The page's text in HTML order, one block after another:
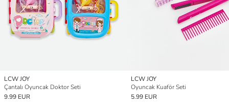
LCW JOY
Çantalı Oyuncak Doktor Seti
9.99 EUR
LCW JOY
Oyuncak Kuaför Seti
5.99 EUR